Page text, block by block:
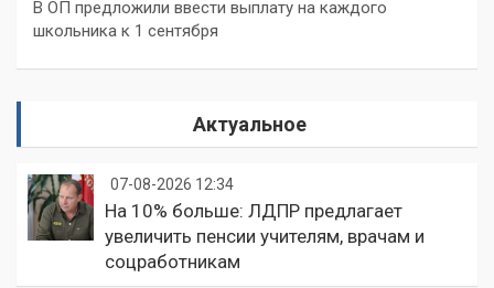
В ОП предложили ввести выплату на каждого
школьника к 1 сентября
Актуальное
07-08-2026 12:34
На 10% больше: ЛДПР предлагает
увеличить пенсии учителям, врачам и
соцработникам